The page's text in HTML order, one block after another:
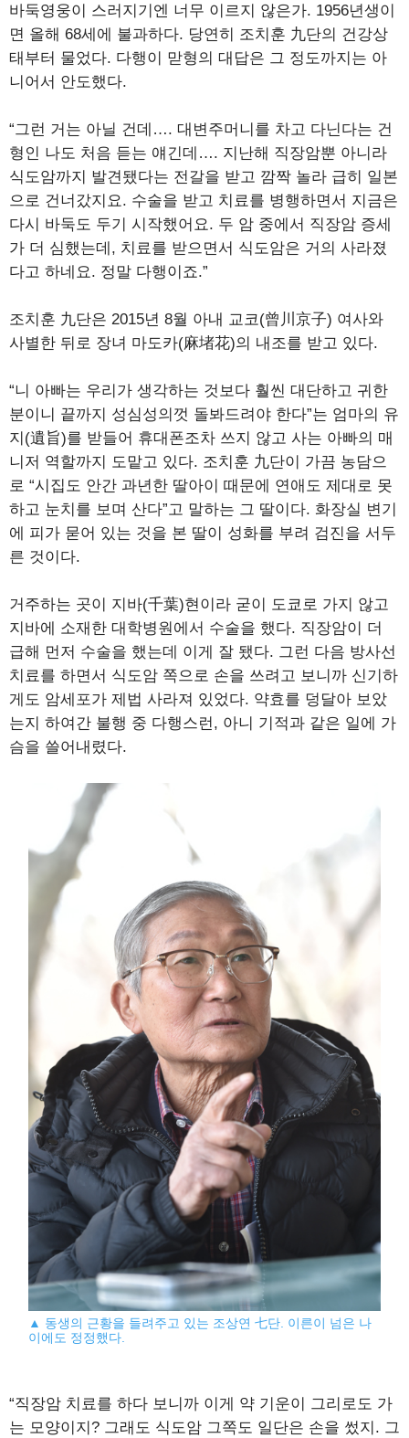
바둑영웅이 스러지기엔 너무 이르지 않은가. 1956년생이
면 올해 68세에 불과하다. 당연히 조치훈 九단의 건강상
태부터 물었다. 다행이 맏형의 대답은 그 정도까지는 아
니어서 안도했다.
“그런 거는 아닐 건데…. 대변주머니를 차고 다닌다는 건
형인 나도 처음 듣는 얘긴데…. 지난해 직장암뿐 아니라
식도암까지 발견됐다는 전갈을 받고 깜짝 놀라 급히 일본
으로 건너갔지요. 수술을 받고 치료를 병행하면서 지금은
다시 바둑도 두기 시작했어요. 두 암 중에서 직장암 증세
가 더 심했는데, 치료를 받으면서 식도암은 거의 사라졌
다고 하네요. 정말 다행이죠.”
조치훈 九단은 2015년 8월 아내 교코(曾川京子) 여사와
사별한 뒤로 장녀 마도카(麻堵花)의 내조를 받고 있다.
“니 아빠는 우리가 생각하는 것보다 훨씬 대단하고 귀한
분이니 끝까지 성심성의껏 돌봐드려야 한다”는 엄마의 유
지(遺旨)를 받들어 휴대폰조차 쓰지 않고 사는 아빠의 매
니저 역할까지 도맡고 있다. 조치훈 九단이 가끔 농담으
로 “시집도 안간 과년한 딸아이 때문에 연애도 제대로 못
하고 눈치를 보며 산다”고 말하는 그 딸이다. 화장실 변기
에 피가 묻어 있는 것을 본 딸이 성화를 부려 검진을 서두
른 것이다.
거주하는 곳이 지바(千葉)현이라 굳이 도쿄로 가지 않고
지바에 소재한 대학병원에서 수술을 했다. 직장암이 더
급해 먼저 수술을 했는데 이게 잘 됐다. 그런 다음 방사선
치료를 하면서 식도암 쪽으로 손을 쓰려고 보니까 신기하
게도 암세포가 제법 사라져 있었다. 약효를 덩달아 보았
는지 하여간 불행 중 다행스런, 아니 기적과 같은 일에 가
슴을 쓸어내렸다.
▲ 동생의 근황을 들려주고 있는 조상연 七단. 이른이 넘은 나
이에도 정정했다.
“직장암 치료를 하다 보니까 이게 약 기운이 그리로도 가
는 모양이지? 그래도 식도암 그쪽도 일단은 손을 썼지. 그